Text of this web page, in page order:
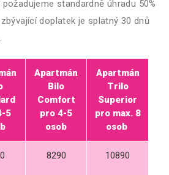
standardně úhradu 50%
doplatek je splatný 30 dnů
5
Apartmán
Bilo
Comfort
pro 4-5
osob
Apartmán
Trilo
Superior
pro max. 8
osob
8290 10890